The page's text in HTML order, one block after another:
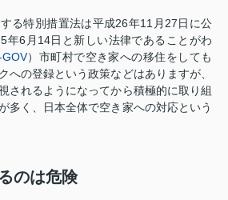
る特別措置法は平成26年11月27日に公
年6月14日と新しい法律であることがわ
GOV）市町村で空き家への移住をしても
への登録という政策などはありますが、
されるようになってから積極的に取り組
多く、日本全体で空き家への対応という
のは危険